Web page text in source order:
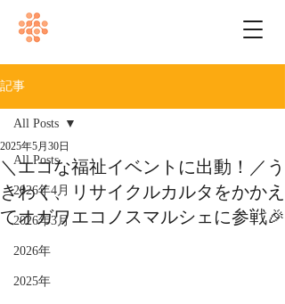
記事
All Posts
2026年4月
2026年3月
2026年
2025年
All Posts
＼エコな福祉イベントに出動！／う
きわく、リサイクルカルタをかかえ
てオガワエコノスマルシェに参戦🎉
2025年5月30日